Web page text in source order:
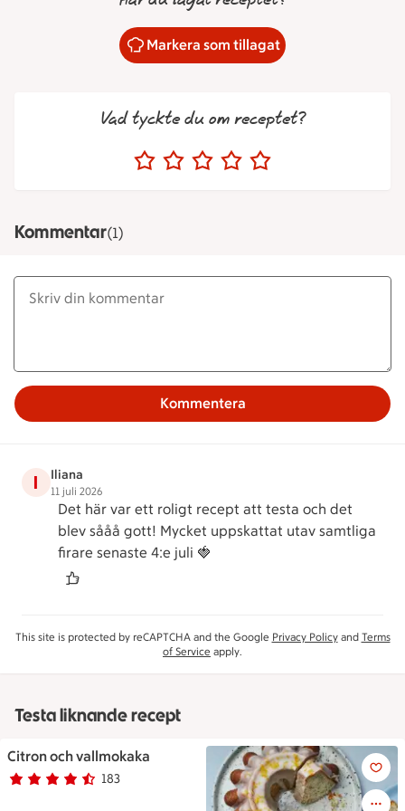
Markera som tillagat
Vad tyckte du om receptet?
Kommentar(1)
Kommentera
I Iliana
11 juli 2026
Det här var ett roligt recept att testa och det
blev sååå gott! Mycket uppskattat utav samtliga
firare senaste 4:e juli 🍓
This site is protected by reCAPTCHA and the Google Privacy Policyand Terms
of Service apply.
Testa liknande recept
Citron och vallmokaka
Betyg 4.1 av 5. 183
183 personer har röstat
Sockerkakan upplagd på ett